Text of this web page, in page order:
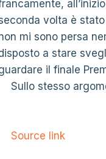
volta è
mi sono persa
a stare
il finale
Sullo stesso
Source link